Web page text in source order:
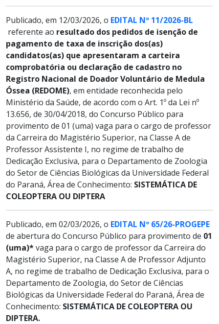
Publicado, em 12/03/2026, o EDITAL Nº 11/2026-BL
referente ao resultado dos pedidos de isenção de
pagamento de taxa de inscrição dos(as)
candidatos(as) que apresentaram a carteira
comprobatória ou declaração de cadastro no
Registro Nacional de Doador Voluntário de Medula
Óssea (REDOME), em entidade reconhecida pelo
Ministério da Saúde, de acordo com o Art. 1º da Lei nº
13.656, de 30/04/2018, do Concurso Público para
provimento de 01 (uma) vaga para o cargo de professor
da Carreira do Magistério Superior, na Classe A de
Professor Assistente I, no regime de trabalho de
Dedicação Exclusiva, para o Departamento de Zoologia
do Setor de Ciências Biológicas da Universidade Federal
do Paraná, Área de Conhecimento: SISTEMÁTICA DE
COLEOPTERA OU DIPTERA
Publicado, em 02/03/2026, o EDITAL Nº 65/26-PROGEPE
de abertura do Concurso Público para provimento de 01
(uma)*vaga para o cargo de professor da Carreira do
Magistério Superior, na Classe A de Professor Adjunto
A, no regime de trabalho de Dedicação Exclusiva, para o
Departamento de Zoologia, do Setor de Ciências
Biológicas da Universidade Federal do Paraná, Área de
Conhecimento: SISTEMÁTICA DE COLEOPTERA OU
DIPTERA.